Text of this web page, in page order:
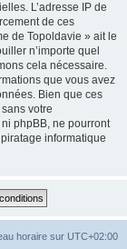
L’adresse IP de
de ces
de Topoldavie » ait le
n’importe quel
cela nécessaire.
que vous avez
Bien que ces
votre
phpBB, ne pourront
informatique
horaire sur UTC+02:00